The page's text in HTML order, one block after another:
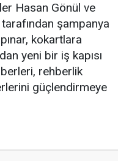
Hasan Gönül ve
şampanya
kokartlara
yeni bir iş kapısı
rehberlik
güçlendirmeye